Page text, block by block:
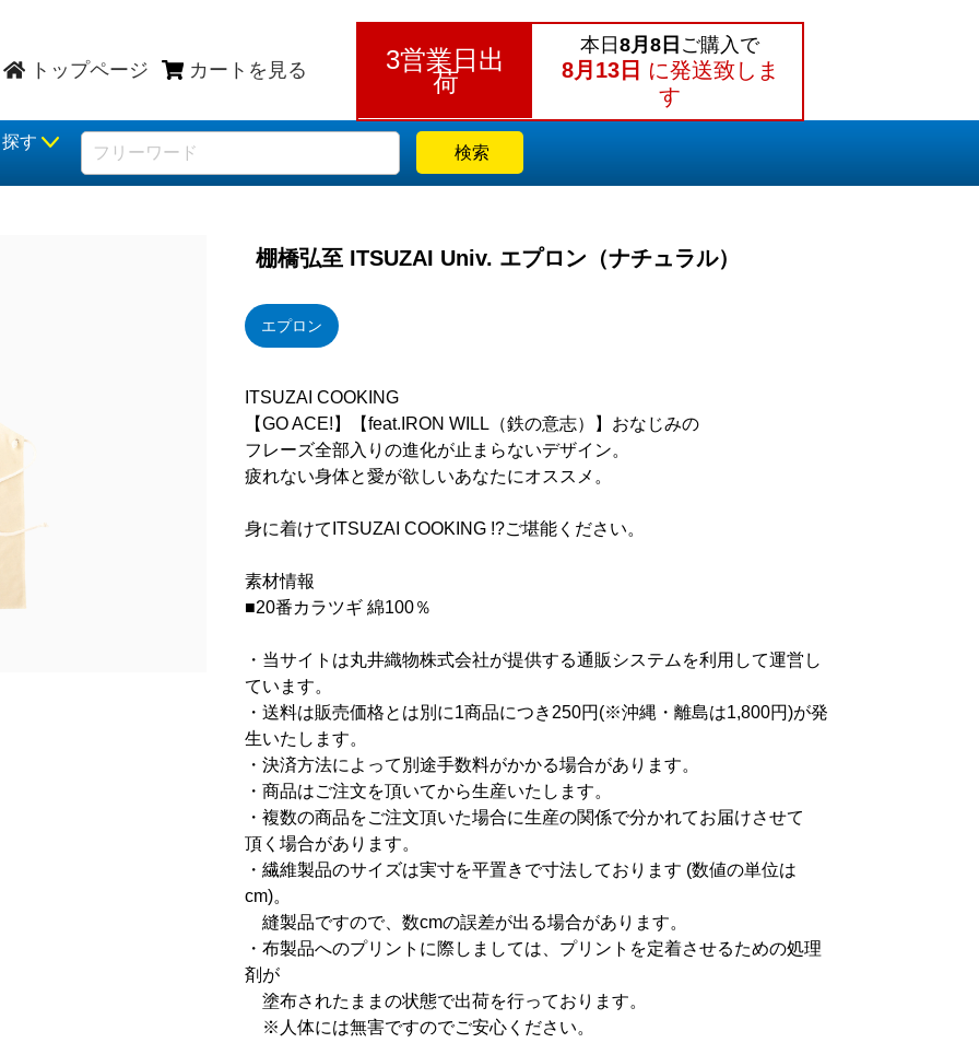
トップページ カートを見る 3営業日出
荷
本日8月8日 ご購入で
8月13日 に発送致しま
す
す
検索
棚橋弘至 ITSUZAI Univ. エプロン（ナチュラル）
エプロン
ITSUZAI COOKING
【GO ACE!】【feat.IRON WILL（鉄の意志）】おなじみの
フレーズ全部入りの進化が止まらないデザイン。
疲れない身体と愛が欲しいあなたにオススメ。
身に着けてITSUZAI COOKING !?ご堪能ください。
素材情報
■20番カラツギ 綿100％
・当サイトは丸井織物株式会社が提供する通販システムを利用して運営し
ています。
・送料は販売価格とは別に1商品につき250円(※沖縄・離島は1,800円)が発
生いたします。
・決済方法によって別途手数料がかかる場合があります。
・商品はご注文を頂いてから生産いたします。
・複数の商品をご注文頂いた場合に生産の関係で分かれてお届けさせて
頂く場合があります。
・繊維製品のサイズは実寸を平置きで寸法しております (数値の単位は
cm)。
縫製品ですので、数cmの誤差が出る場合があります。
・布製品へのプリントに際しましては、プリントを定着させるための処理
剤が
塗布されたままの状態で出荷を行っております。
※人体には無害ですのでご安心ください。